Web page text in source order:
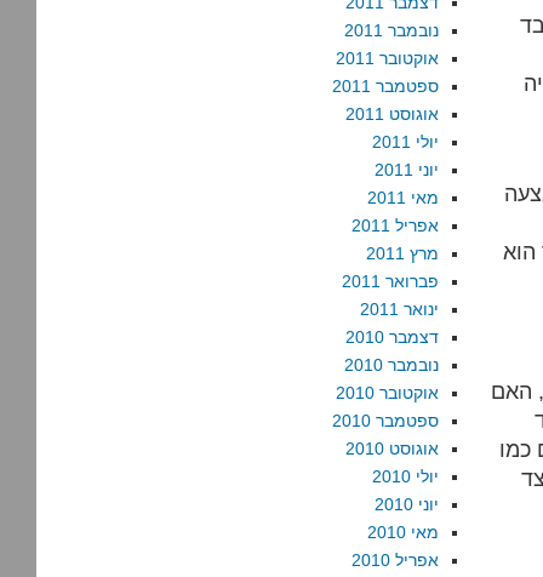
האם
כמו
נובמבר 2011
אוקטובר 2011
ספטמבר 2011
אוגוסט 2011
יולי 2011
יוני 2011
מאי 2011
אפריל 2011
מרץ 2011
פברואר 2011
ינואר 2011
דצמבר 2010
נובמבר 2010
אוקטובר 2010
ספטמבר 2010
אוגוסט 2010
יולי 2010
יוני 2010
מאי 2010
אפריל 2010